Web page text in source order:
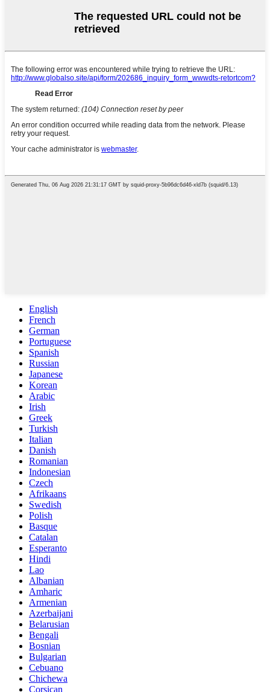
English
French
German
Portuguese
Spanish
Russian
Japanese
Korean
Arabic
Irish
Greek
Turkish
Italian
Danish
Romanian
Indonesian
Czech
Afrikaans
Swedish
Polish
Basque
Catalan
Esperanto
Hindi
Lao
Albanian
Amharic
Armenian
Azerbaijani
Belarusian
Bengali
Bosnian
Bulgarian
Cebuano
Chichewa
Corsican